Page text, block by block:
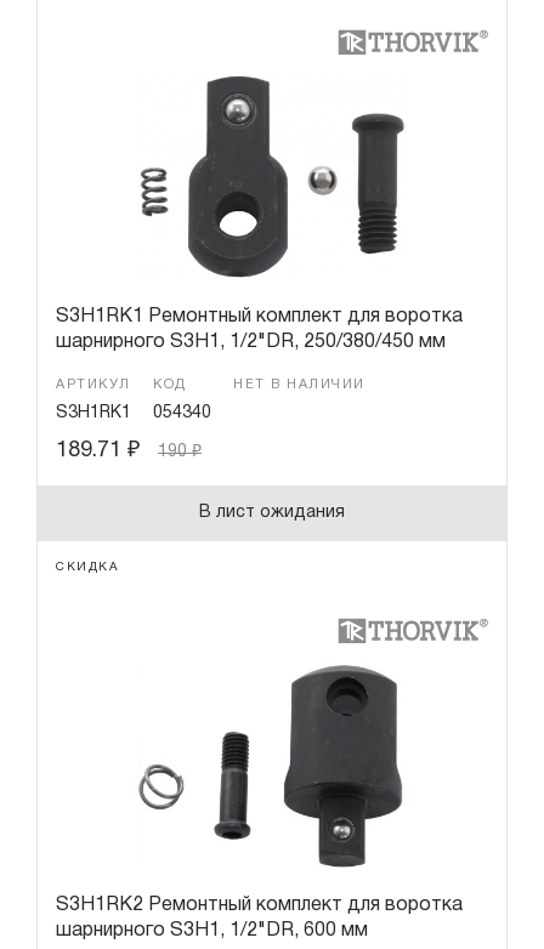
S3H1RK1 Ремонтный комплект для воротка
шарнирного S3H1, 1/2"DR, 250/380/450 мм
АРТИКУЛ
S3H1RK1
КОД
054340
НЕТ В НАЛИЧИИ
189.71 ₽ 190₽
В лист ожидания
СКИДКА
S3H1RK2 Ремонтный комплект для воротка
шарнирного S3H1, 1/2"DR, 600 мм